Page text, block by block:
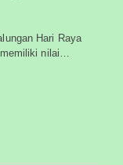
Hari Raya
nilai…